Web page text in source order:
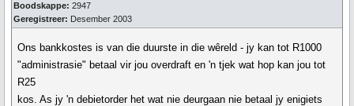
Boodskappe: 2947
Geregistreer: Desember 2003
Ons bankkostes is van die duurste in die wêreld - jy kan tot R1000
"administrasie" betaal vir jou overdraft en 'n tjek wat hop kan jou tot
R25
kos. As jy 'n debietorder het wat nie deurgaan nie betaal jy enigiets